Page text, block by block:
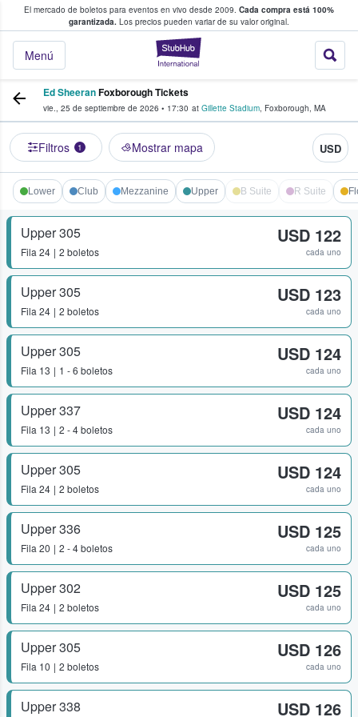
El mercado de boletos para eventos en vivo desde 2009. Cada compra está 100%
garantizada. Los precios pueden variar de su valor original.
StubHub: donde
Menú
fans compran y venden boletos
Ed SheeranFoxborough Tickets
vie., 25 de septiembre de 2026 • 17:30 at Gillette Stadium, Foxborough, MA
Filtros 1 Mostrar mapa USD
Lower Club Mezzanine Upper B Suite R Suite
Upper 305
Fila 24 2 boletos
USD 122
cada uno
Upper 305
Fila 24 2 boletos
USD 123
cada uno
Upper 305
Fila 13 1 - 6 boletos
USD 124
cada uno
Upper 337
Fila 13 2 - 4 boletos
USD 124
cada uno
Upper 305
Fila 24 2 boletos
USD 124
cada uno
Upper 336
Fila 20 2 - 4 boletos
USD 125
cada uno
Upper 302
Fila 24 2 boletos
USD 125
cada uno
Upper 305
Fila 10 2 boletos
USD 126
cada uno
Upper 338 USD 126